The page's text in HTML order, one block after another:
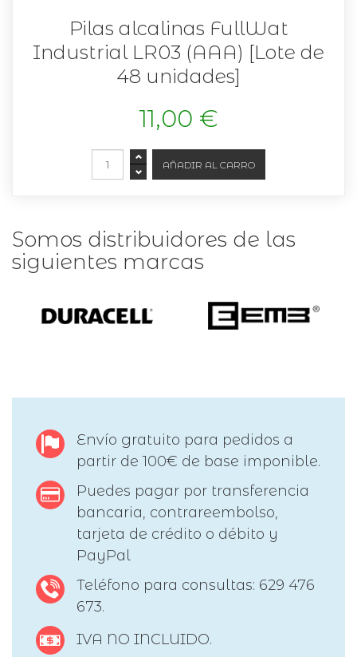
Pilas alcalinas FullWat
Industrial LR03 (AAA) [Lote de
48 unidades]
11,00 €
Somos distribuidores de las
siguientes marcas
Envío gratuito para pedidos a
partir de 100€ de base imponible.
Puedes pagar por transferencia
bancaria, contrareembolso,
tarjeta de crédito o débito y
PayPal
Teléfono para consultas: 629 476
673.
IVA NO INCLUIDO.